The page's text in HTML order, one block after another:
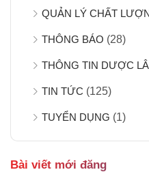
QUẢN LÝ CHẤT
THÔNG BÁO (28)
THÔNG TIN DƯỢC
TIN TỨC (125)
TUYỂN DỤNG (1)
Bài viết mới đăng